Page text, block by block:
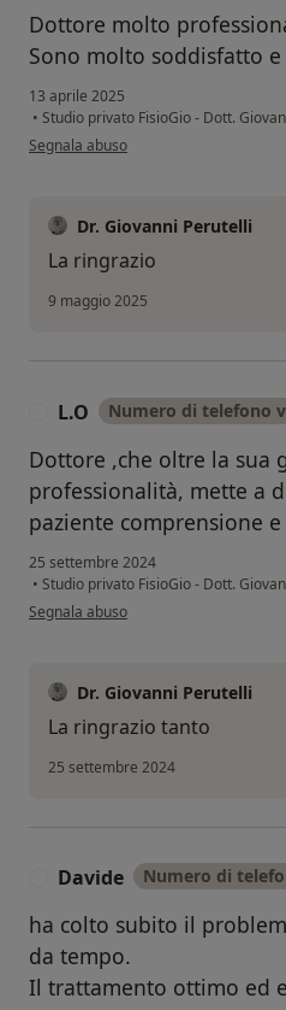
Dottore molto
Sono molto soddisfatto
13 aprile 2025
• Studio privato FisioGio - Dott.
secondo l'opinione dell'utente M.R.
Segnala abuso
Dr. Giovanni Perutelli
La ringrazio
9 maggio 2025
L.O Numero di telefono
Dottore ,che oltre la sua
professionalità, mette a
paziente comprensione
25 settembre 2024
• Studio privato FisioGio - Dott.
secondo l'opinione dell'utente L.O
Segnala abuso
Dr. Giovanni Perutelli
La ringrazio tanto
25 settembre 2024
Davide Numero di
ha colto subito il
da tempo.
Il trattamento ottimo ed